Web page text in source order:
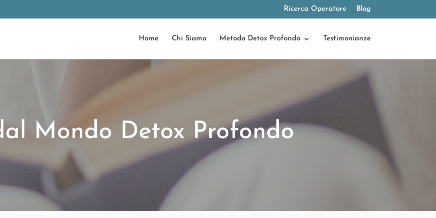
Ricerca Operatore Blog
Home Chi Siamo Metodo Detox Profondo Testimonianze
Mondo Detox Profondo